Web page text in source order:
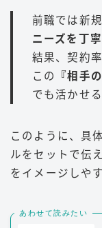
前職では新
ニーズを丁
結果、契約
この
『相手
でも活かせ
このように、具
ルをセットで伝
をイメージしや
あわせて読みたい